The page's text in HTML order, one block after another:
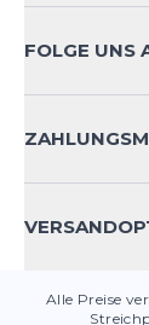
KONTAKT
FOLGE UNS
Alle Preise